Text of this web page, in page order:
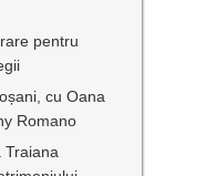
pentru
cu Oana
Romano
Traiana